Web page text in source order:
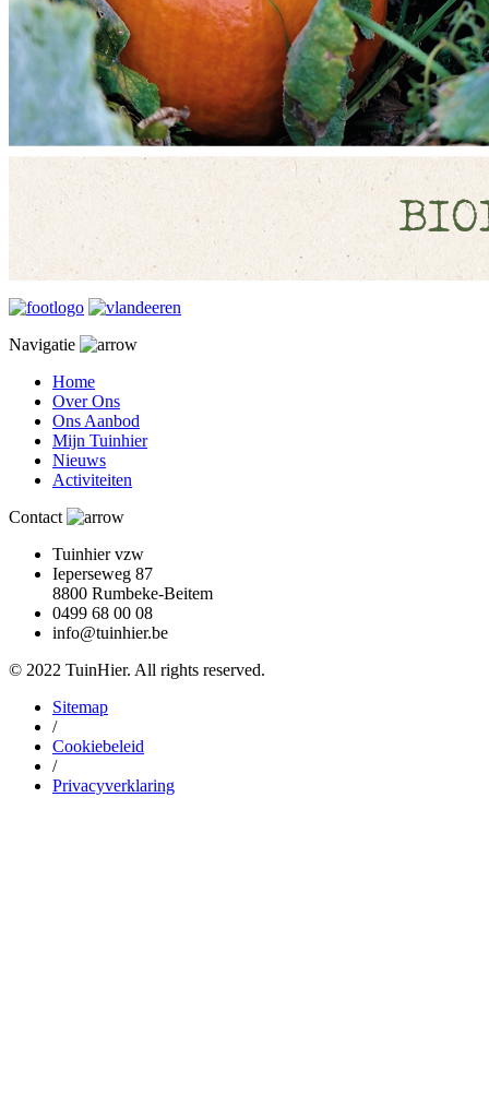
Navigatie
Home
Over Ons
Ons Aanbod
Mijn Tuinhier
Nieuws
Activiteiten
Contact
Tuinhier vzw
Ieperseweg 87
8800 Rumbeke-Beitem
0499 68 00 08
info@tuinhier.be
© 2022 TuinHier. All rights reserved.
Sitemap
/
Cookiebeleid
/
Privacyverklaring